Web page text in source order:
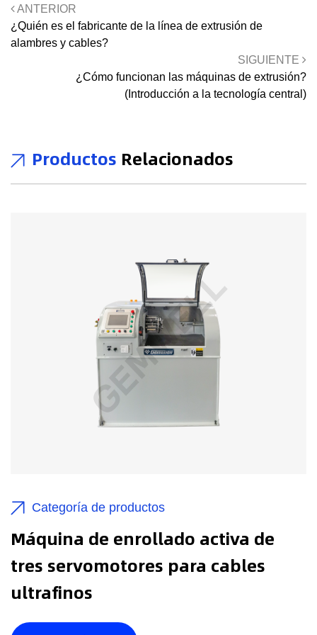
ANTERIOR
¿Quién es el fabricante de la línea de extrusión de
alambres y cables?
SIGUIENTE
¿Cómo funcionan las máquinas de extrusión?
(Introducción a la tecnología central)
Productos Relacionados
Categoría de productos
Máquina de enrollado activa de
tres servomotores para cables
ultrafinos